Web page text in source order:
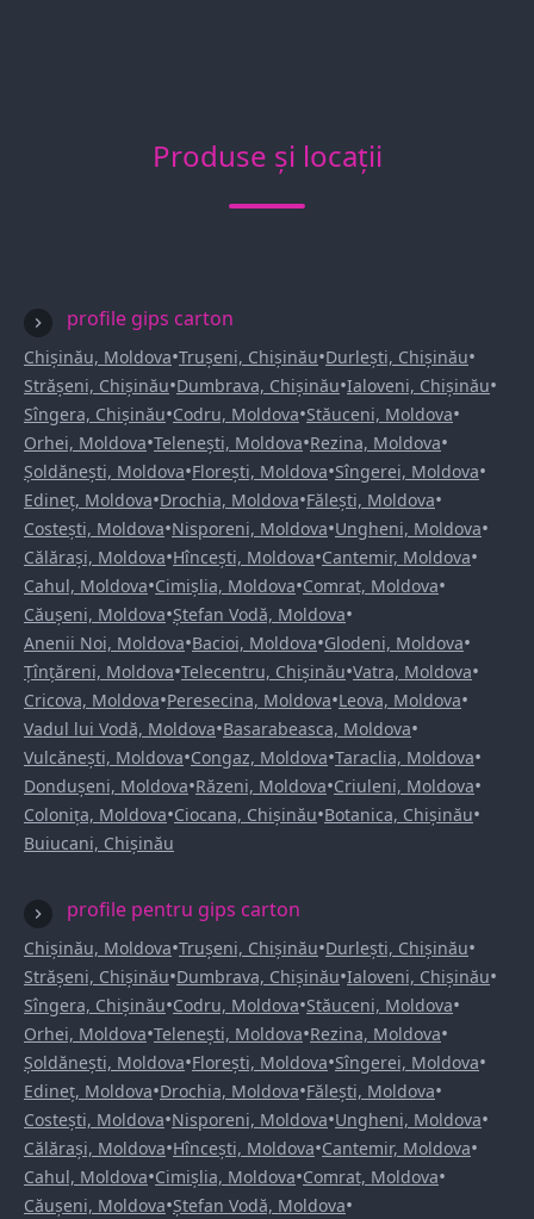
Produse și locații
profile gips carton
Chișinău, Moldova•Trușeni, Chișinău•Durlești, Chișinău•
Strășeni, Chișinău•Dumbrava, Chișinău•Ialoveni, Chișinău•
Sîngera, Chișinău•Codru, Moldova•Stăuceni, Moldova•
Orhei, Moldova•Telenești, Moldova•Rezina, Moldova•
Șoldănești, Moldova•Florești, Moldova•Sîngerei, Moldova•
Edineț, Moldova•Drochia, Moldova•Fălești, Moldova•
Costești, Moldova•Nisporeni, Moldova•Ungheni, Moldova•
Călărași, Moldova•Hîncești, Moldova•Cantemir, Moldova•
Cahul, Moldova•Cimișlia, Moldova•Comrat, Moldova•
Căușeni, Moldova•Ștefan Vodă, Moldova•
Anenii Noi, Moldova•Bacioi, Moldova•Glodeni, Moldova•
Țînțăreni, Moldova•Telecentru, Chișinău•Vatra, Moldova•
Cricova, Moldova•Peresecina, Moldova•Leova, Moldova•
Vadul lui Vodă, Moldova•Basarabeasca, Moldova•
Vulcănești, Moldova•Congaz, Moldova•Taraclia, Moldova•
Dondușeni, Moldova•Răzeni, Moldova•Criuleni, Moldova•
Colonița, Moldova•Ciocana, Chișinău•Botanica, Chișinău•
Buiucani, Chișinău
profile pentru gips carton
Chișinău, Moldova•Trușeni, Chișinău•Durlești, Chișinău•
Strășeni, Chișinău•Dumbrava, Chișinău•Ialoveni, Chișinău•
Sîngera, Chișinău•Codru, Moldova•Stăuceni, Moldova•
Orhei, Moldova•Telenești, Moldova•Rezina, Moldova•
Șoldănești, Moldova•Florești, Moldova•Sîngerei, Moldova•
Edineț, Moldova•Drochia, Moldova•Fălești, Moldova•
Costești, Moldova•Nisporeni, Moldova•Ungheni, Moldova•
Călărași, Moldova•Hîncești, Moldova•Cantemir, Moldova•
Cahul, Moldova•Cimișlia, Moldova•Comrat, Moldova•
Căușeni, Moldova•Ștefan Vodă, Moldova•